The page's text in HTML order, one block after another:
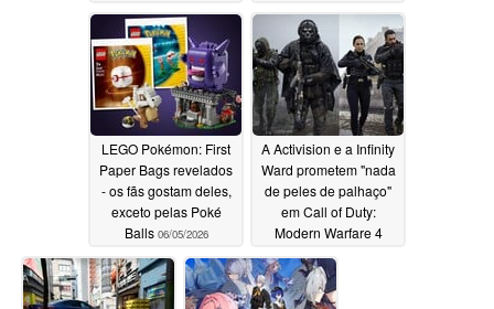
LEGO Pokémon: First
Paper Bags revelados
- os fãs gostam deles,
exceto pelas Poké
Balls 06/05/2026
A Activision e a Infinity
Ward prometem "nada
de peles de palhaço"
em Call of Duty:
Modern Warfare 4
06/02/2026